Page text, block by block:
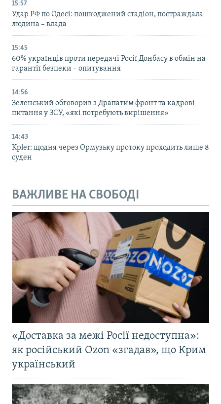
15:57
Удар РФ по Одесі: пошкоджений стадіон, постраждала
людина – влада
15:45
60% українців проти передачі Росії Донбасу в обмін на
гарантії безпеки – опитування
14:56
Зеленський обговорив з Драпатим фронт та кадрові
питання у ЗСУ, «які потребують вирішення»
14:43
Kpler: щодня через Ормузьку протоку проходить лише 8
суден
ВАЖЛИВЕ НА СВОБОДІ
«Доставка за межі Росії недоступна»:
як російський Ozon «згадав», що Крим
український